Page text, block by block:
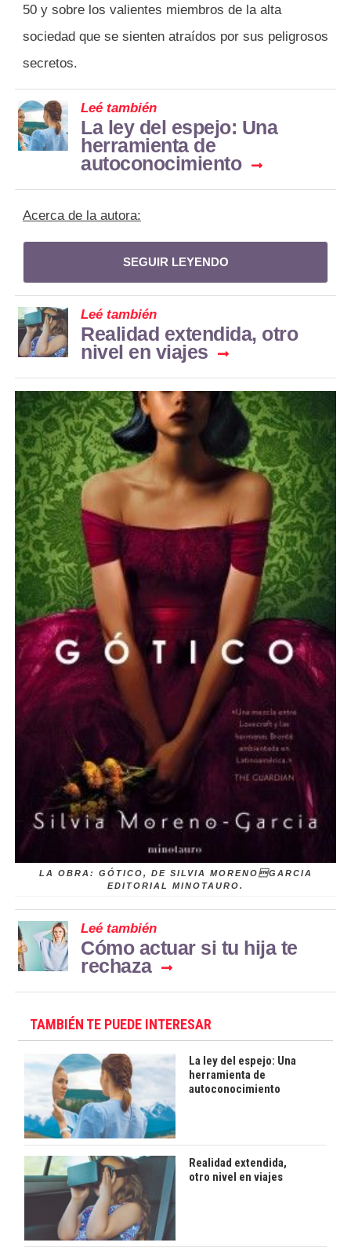
50 y sobre los valientes miembros de la alta
sociedad que se sienten atraídos por sus peligrosos
secretos.
Leé también
La ley del espejo: Una
herramienta de
autoconocimiento
Acerca de la autora:
SEGUIR LEYENDO
Leé también
Realidad extendida, otro
nivel en viajes
LA OBRA: GÓTICO, DE SILVIA MORENOGARCIA
EDITORIAL MINOTAURO.
Leé también
Cómo actuar si tu hija te
rechaza
TAMBIÉN TE PUEDE INTERESAR
La ley del espejo: Una
herramienta de
autoconocimiento
Realidad extendida,
otro nivel en viajes